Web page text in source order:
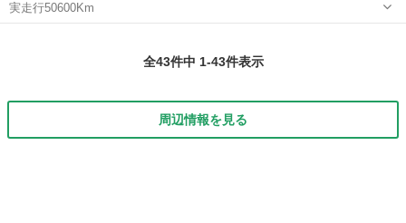
実走行50600Km
全43件中 1-43件表示
周辺情報を見る